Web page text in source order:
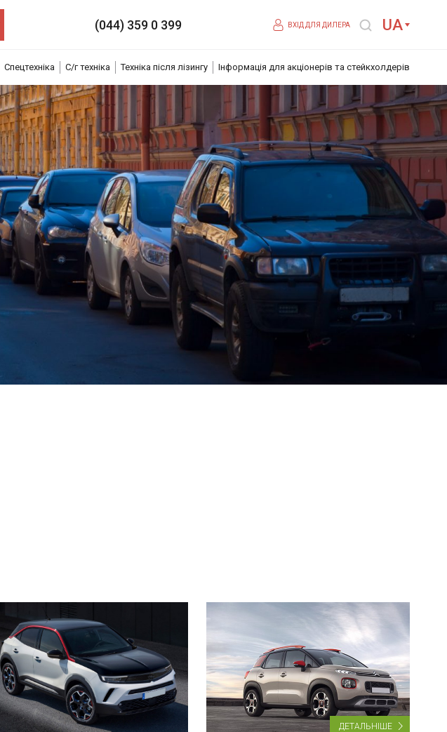
(044) 359 0 399 ВХІД ДЛЯ ДИЛЕРА UA
Спецтехніка С/г техніка Техніка після лізингу Інформація для акціонерів та стейкхолдерів
ДЕТАЛЬНІШЕ